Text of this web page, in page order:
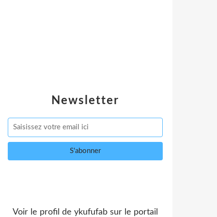
Newsletter
Voir le profil de ykufufab sur le portail